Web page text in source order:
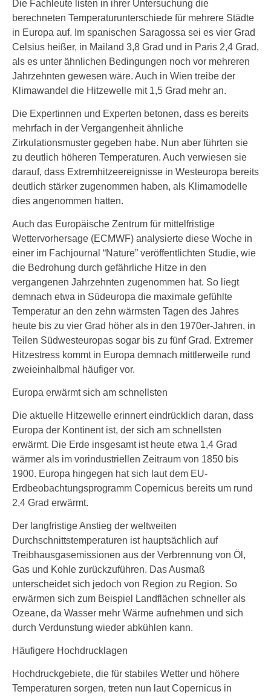
Die Fachleute listen in ihrer Untersuchung die
berechneten Temperaturunterschiede für mehrere Städte
in Europa auf. Im spanischen Saragossa sei es vier Grad
Celsius heißer, in Mailand 3,8 Grad und in Paris 2,4 Grad,
als es unter ähnlichen Bedingungen noch vor mehreren
Jahrzehnten gewesen wäre. Auch in Wien treibe der
Klimawandel die Hitzewelle mit 1,5 Grad mehr an.
Die Expertinnen und Experten betonen, dass es bereits
mehrfach in der Vergangenheit ähnliche
Zirkulationsmuster gegeben habe. Nun aber führten sie
zu deutlich höheren Temperaturen. Auch verwiesen sie
darauf, dass Extremhitzeereignisse in Westeuropa bereits
deutlich stärker zugenommen haben, als Klimamodelle
dies angenommen hatten.
Auch das Europäische Zentrum für mittelfristige
Wettervorhersage (ECMWF) analysierte diese Woche in
einer im Fachjournal “Nature” veröffentlichten Studie, wie
die Bedrohung durch gefährliche Hitze in den
vergangenen Jahrzehnten zugenommen hat. So liegt
demnach etwa in Südeuropa die maximale gefühlte
Temperatur an den zehn wärmsten Tagen des Jahres
heute bis zu vier Grad höher als in den 1970er-Jahren, in
Teilen Südwesteuropas sogar bis zu fünf Grad. Extremer
Hitzestress kommt in Europa demnach mittlerweile rund
zweieinhalbmal häufiger vor.
Europa erwärmt sich am schnellsten
Die aktuelle Hitzewelle erinnert eindrücklich daran, dass
Europa der Kontinent ist, der sich am schnellsten
erwärmt. Die Erde insgesamt ist heute etwa 1,4 Grad
wärmer als im vorindustriellen Zeitraum von 1850 bis
1900. Europa hingegen hat sich laut dem EU-
Erdbeobachtungsprogramm Copernicus bereits um rund
2,4 Grad erwärmt.
Der langfristige Anstieg der weltweiten
Durchschnittstemperaturen ist hauptsächlich auf
Treibhausgasemissionen aus der Verbrennung von Öl,
Gas und Kohle zurückzuführen. Das Ausmaß
unterscheidet sich jedoch von Region zu Region. So
erwärmen sich zum Beispiel Landflächen schneller als
Ozeane, da Wasser mehr Wärme aufnehmen und sich
durch Verdunstung wieder abkühlen kann.
Häufigere Hochdrucklagen
Hochdruckgebiete, die für stabiles Wetter und höhere
Temperaturen sorgen, treten nun laut Copernicus in